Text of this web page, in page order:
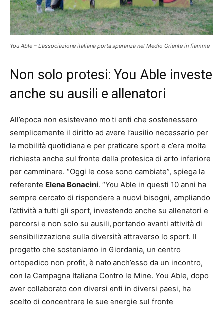
You Able – L’associazione italiana porta speranza nel Medio Oriente in fiamme
Non solo protesi: You Able investe
anche su ausili e allenatori
All’epoca non esistevano molti enti che sostenessero
semplicemente il diritto ad avere l’ausilio necessario per
la mobilità quotidiana e per praticare sport e c’era molta
richiesta anche sul fronte della protesica di arto inferiore
per camminare. “Oggi le cose sono cambiate”, spiega la
referente Elena Bonacini. “You Able in questi 10 anni ha
sempre cercato di rispondere a nuovi bisogni, ampliando
l’attività a tutti gli sport, investendo anche su allenatori e
percorsi e non solo su ausili, portando avanti attività di
sensibilizzazione sulla diversità attraverso lo sport. Il
progetto che sosteniamo in Giordania, un centro
ortopedico non profit, è nato anch’esso da un incontro,
con la Campagna Italiana Contro le Mine. You Able, dopo
aver collaborato con diversi enti in diversi paesi, ha
scelto di concentrare le sue energie sul fronte